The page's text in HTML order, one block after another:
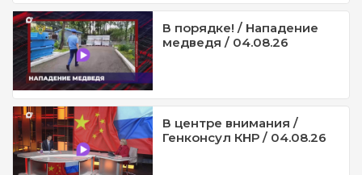
В порядке! / Нападение
медведя / 04.08.26
В центре внимания /
Генконсул КНР / 04.08.26